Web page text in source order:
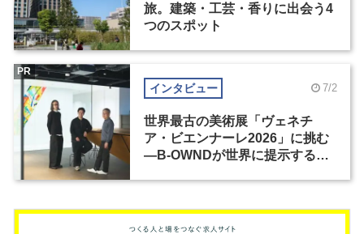
旅。建築・工芸・香りに出会う4
つのスポット
インタビュー 7/2
世界最古の美術展「ヴェネチ
ア・ビエンナーレ2026」に挑む
―B-OWNDが世界に提示する美
PR